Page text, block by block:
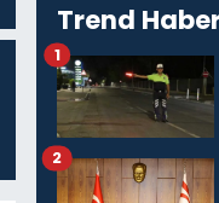
Trend
1
2